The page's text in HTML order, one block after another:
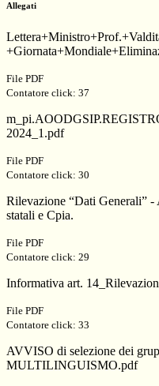
Allegati
File PDF
Contatore click: 37
2024_1.pdf
File PDF
Contatore click: 30
Rilevazione “Dati Generali” -
statali e Cpia.
File PDF
Contatore click: 29
Informativa art.
File PDF
Contatore click: 33
AVVISO di selezione dei
MULTILINGUISMO.pdf